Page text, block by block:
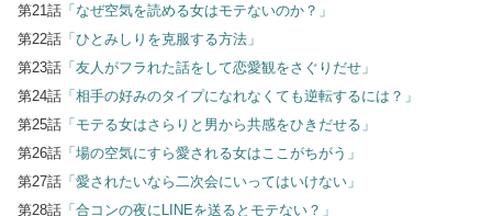
第21話 「なぜ空気を読める女はモテないのか？」
第22話 「ひとみしりを克服する方法」
第23話 「友人がフラれた話をして恋愛観をさぐりだせ」
第24話 「相手の好みのタイプになれなくても逆転するには？」
第25話 「モテる女はさらりと男から共感をひきだせる」
第26話 「場の空気にすら愛される女はここがちがう」
第27話 「愛されたいなら二次会にいってはいけない」
第28話 「合コンの夜にLINEを送るとモテない？」